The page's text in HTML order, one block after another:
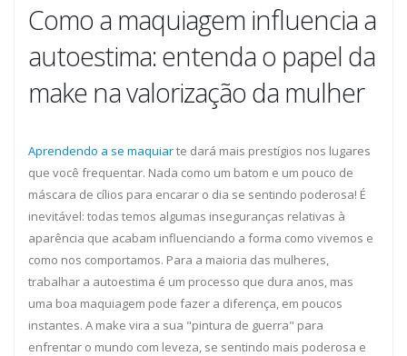
Como a maquiagem influencia a
autoestima: entenda o papel da
make na valorização da mulher
Aprendendo a se maquiarte dará mais prestígios nos lugares
que você frequentar. Nada como um batom e um pouco de
máscara de cílios para encarar o dia se sentindo poderosa! É
inevitável: todas temos algumas inseguranças relativas à
aparência que acabam influenciando a forma como vivemos e
como nos comportamos. Para a maioria das mulheres,
trabalhar a autoestima é um processo que dura anos, mas
uma boa maquiagem pode fazer a diferença, em poucos
instantes. A make vira a sua "pintura de guerra" para
enfrentar o mundo com leveza, se sentindo mais poderosa e